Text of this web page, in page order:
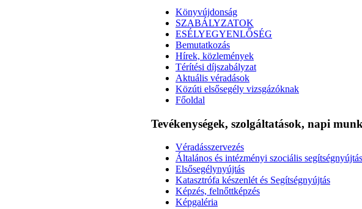
Könyvújdonság
SZABÁLYZATOK
ESÉLYEGYENLŐSÉG
Bemutatkozás
Hírek, közlemények
Térítési díjszabályzat
Aktuális véradások
Közúti elsősegély vizsgázóknak
Főoldal
Tevékenységek, szolgáltatások, napi
Véradásszervezés
Általános és intézményi szociális segítségnyújtás
Elsősegélynyújtás
Katasztrófa készenlét és Segítségnyújtás
Képzés, felnőttképzés
Képgaléria